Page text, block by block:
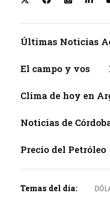
Últimas Noticias
El campo y vos
Clima de hoy en
Noticias de
Precio del Petróleo
Temas del día: